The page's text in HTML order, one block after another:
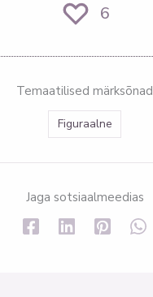
6
Temaatilised märksõnad
Figuraalne
Jaga sotsiaalmeedias